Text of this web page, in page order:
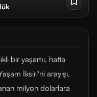
bir yaşamı, hatta
İksiri'ni arayışı,
milyon dolarlara